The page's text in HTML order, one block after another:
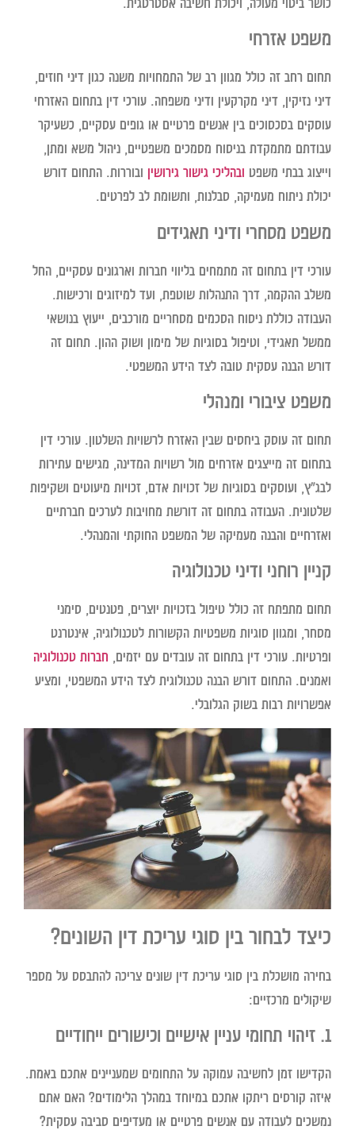
משפט אזרחי
תחום רחב זה כולל מגוון רב של התמחויות משנה כגון דיני חוזים,
דיני נזיקין, דיני מקרקעין ודיני משפחה. עורכי דין בתחום האזרחי
עוסקים בסכסוכים בין אנשים פרטיים או גופים עסקיים, כשעיקר
עבודתם מתמקדת בניסוח מסמכים משפטיים, ניהול משא ומתן,
וייצוג בבתי משפטובהליכי גישור גירושיןובוררות. התחום דורש
יכולת ניתוח מעמיקה, סבלנות, ותשומת לב לפרטים.
משפט מסחרי ודיני תאגידים
עורכי דין בתחום זה מתמחים בליווי חברות וארגונים עסקיים, החל
משלב ההקמה, דרך התנהלות שוטפת, ועד למיזוגים ורכישות.
העבודה כוללת ניסוח הסכמים מסחריים מורכבים, ייעוץ בנושאי
ממשל תאגידי, וטיפול בסוגיות של מימון ושוק ההון. תחום זה
דורש הבנה עסקית טובה לצד הידע המשפטי.
משפט ציבורי ומנהלי
תחום זה עוסק ביחסים שבין האזרח לרשויות השלטון. עורכי דין
בתחום זה מייצגים אזרחים מול רשויות המדינה, מגישים עתירות
לבג"ץ, ועוסקים בסוגיות של זכויות אדם, זכויות מיעוטים ושקיפות
שלטונית. העבודה בתחום זה דורשת מחויבות לערכים חברתיים
ואזרחיים והבנה מעמיקה של המשפט החוקתי והמנהלי.
קניין רוחני ודיני טכנולוגיה
תחום מתפתח זה כולל טיפול בזכויות יוצרים, פטנטים, סימני
מסחר, ומגוון סוגיות משפטיות הקשורות לטכנולוגיה, אינטרנט
ופרטיות. עורכי דין בתחום זה עובדים עם יזמים,חברות טכנולוגיה
ואמנים. התחום דורש הבנה טכנולוגית לצד הידע המשפטי, ומציע
אפשרויות רבות בשוק הגלובלי.
כיצד לבחור בין סוגי עריכת דין השונים?
בחירה מושכלת בין סוגי עריכת דין שונים צריכה להתבסס על מספר
שיקולים מרכזיים:
הקדישו זמן לחשיבה עמוקה על התחומים שמעניינים אתכם באמת.
איזה קורסים ריתקו אתכם במיוחד במהלך הלימודים? האם אתם
נמשכים לעבודה עם אנשים פרטיים או מעדיפים סביבה עסקית?